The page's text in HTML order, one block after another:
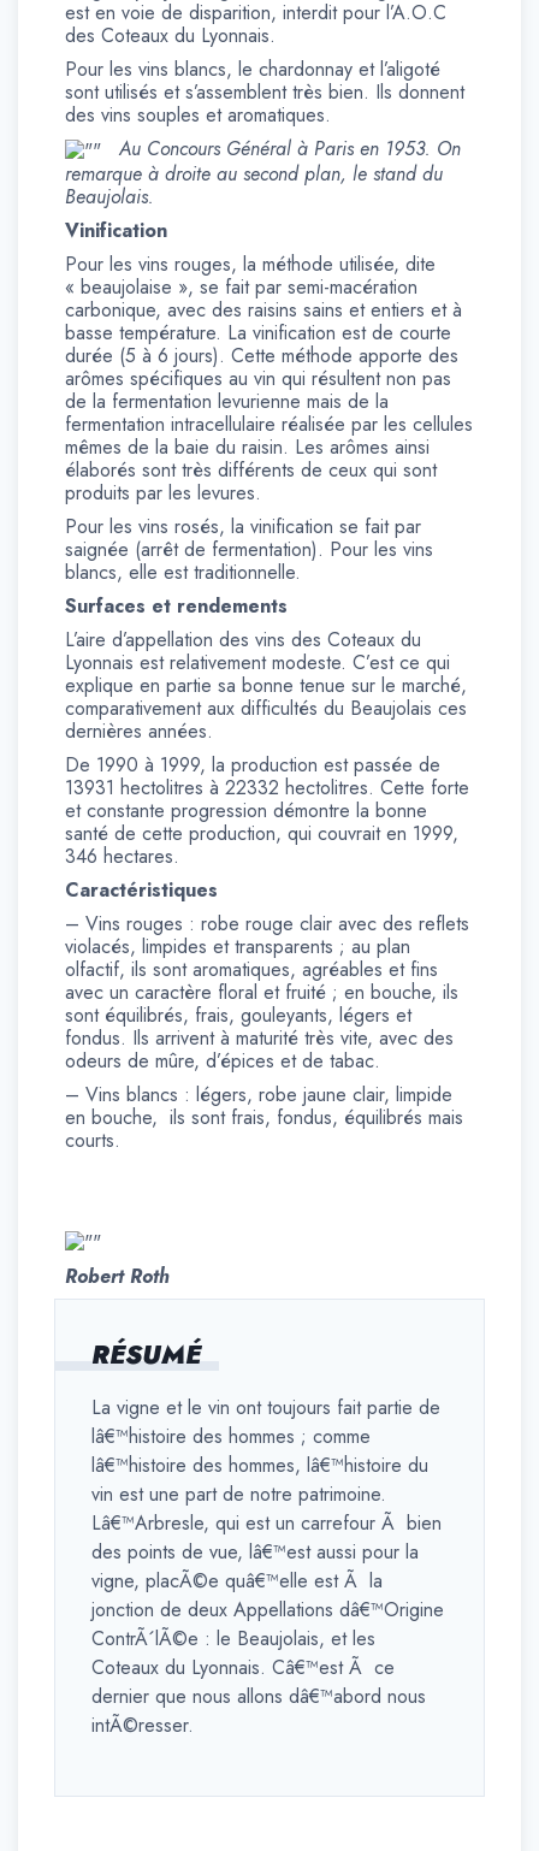
RÉSUMÉ
La vigne et le vin ont toujours fait partie de
lâ€™histoire des hommes ; comme
lâ€™histoire des hommes, lâ€™histoire du
vin est une part de notre patrimoine.
Lâ€™Arbresle, qui est un carrefour Ã bien
des points de vue, lâ€™est aussi pour la
vigne, placÃ©e quâ€™elle est Ã la
jonction de deux Appellations dâ€™Origine
ContrÃ´lÃ©e : le Beaujolais, et les
Coteaux du Lyonnais. Câ€™est Ã ce
dernier que nous allons dâ€™abord nous
intÃ©resser.
est en voie de disparition, interdit pour l’A.O.C
des Coteaux du Lyonnais.
Pour les vins blancs, le chardonnay et l’aligoté
sont utilisés et s’assemblent très bien. Ils donnent
des vins souples et aromatiques.
Au Concours Général à Paris en 1953. On
remarque à droite au second plan, le stand du
Beaujolais.
Vinification
Pour les vins rouges, la méthode utilisée, dite
« beaujolaise », se fait par semi-macération
carbonique, avec des raisins sains et entiers et à
basse température. La vinification est de courte
durée (5 à 6 jours). Cette méthode apporte des
arômes spécifiques au vin qui résultent non pas
de la fermentation levurienne mais de la
fermentation intracellulaire réalisée par les cellules
mêmes de la baie du raisin. Les arômes ainsi
élaborés sont très différents de ceux qui sont
produits par les levures.
Pour les vins rosés, la vinification se fait par
saignée (arrêt de fermentation). Pour les vins
blancs, elle est traditionnelle.
Surfaces et rendements
L’aire d’appellation des vins des Coteaux du
Lyonnais est relativement modeste. C’est ce qui
explique en partie sa bonne tenue sur le marché,
comparativement aux difficultés du Beaujolais ces
dernières années.
De 1990 à 1999, la production est passée de
13931 hectolitres à 22332 hectolitres. Cette forte
et constante progression démontre la bonne
santé de cette production, qui couvrait en 1999,
346 hectares.
Caractéristiques
– Vins rouges : robe rouge clair avec des reflets
violacés, limpides et transparents ; au plan
olfactif, ils sont aromatiques, agréables et fins
avec un caractère floral et fruité ; en bouche, ils
sont équilibrés, frais, gouleyants, légers et
fondus. Ils arrivent à maturité très vite, avec des
odeurs de mûre, d’épices et de tabac.
– Vins blancs : légers, robe jaune clair, limpide
en bouche, ils sont frais, fondus, équilibrés mais
courts.
Robert Roth